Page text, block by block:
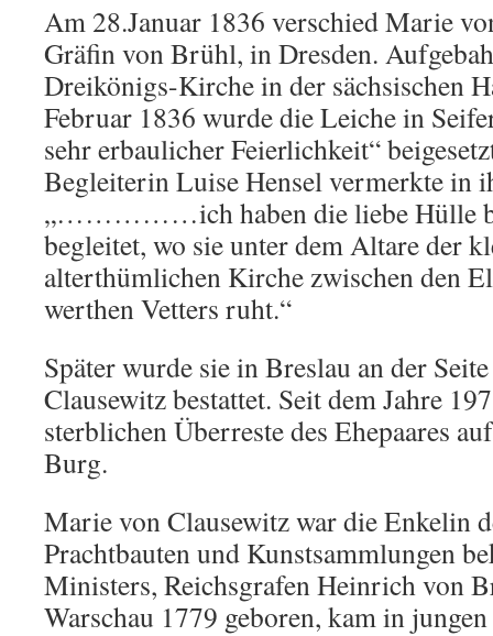
Am 28.Januar 1836 verschied Marie
Gräfin von Brühl, in Dresden.
Dreikönigs-Kirche in der sächsischen
Februar 1836 wurde die Leiche in
sehr erbaulicher Feierlichkeit“
Begleiterin Luise Hensel vermerkte in
„……………ich haben die liebe Hülle
begleitet, wo sie unter dem Altare der
alterthümlichen Kirche zwischen den
werthen Vetters ruht.“
Später wurde sie in Breslau an der
Clausewitz bestattet. Seit dem Jahre
sterblichen Überreste des Ehepaares
Burg.
Marie von Clausewitz war die Enkelin
Prachtbauten und Kunstsammlungen
Ministers, Reichsgrafen Heinrich von
Warschau 1779 geboren, kam in